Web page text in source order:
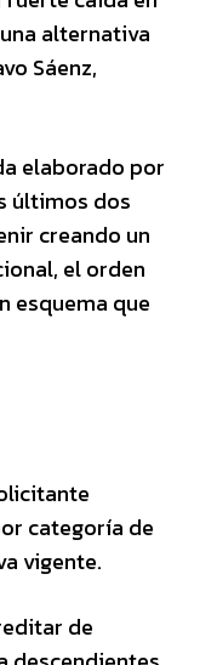
alternativa
Sáenz,
elaborado por
últimos dos
creando un
el orden
esquema que
categoría de
vigente.
de